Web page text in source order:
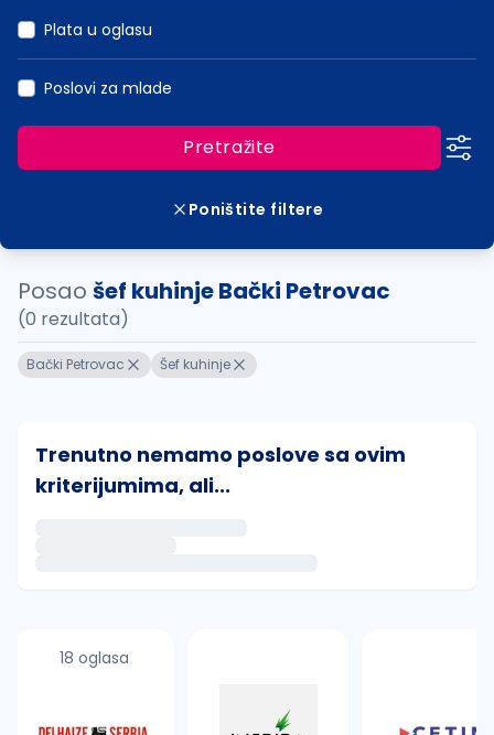
Plata u oglasu
Poslovi za mlade
Pretražite
Poništite filtere
Posao šef kuhinje Bački Petrovac
(0 rezultata)
Bački Petrovac Šef kuhinje
Trenutno nemamo poslove sa ovim
kriterijumima, ali...
18 oglasa